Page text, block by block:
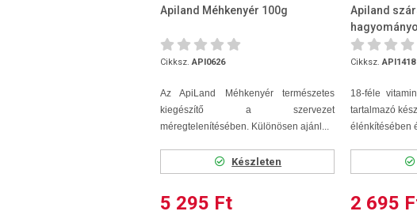
Apiland Méhkenyér 100g
Cikksz.API0626
Az ApiLand Méhkenyér természetes
kiegészítő a szervezet
méregtelenítésében. Különösen ajánl...
Készleten
5 295 Ft
Apiland
Cikksz.API1418
18-féle
tartalmazó
élénkítésében
2 695